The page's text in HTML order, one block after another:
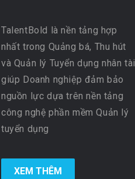
TalentBold là nền tảng hợp
nhất trong Quảng bá, Thu hút
và Quản lý Tuyển dụng nhân tài
giúp Doanh nghiệp đảm bảo
nguồn lực dựa trên nền tảng
công nghệ phần mềm Quản lý
tuyển dụng
XEM THÊM